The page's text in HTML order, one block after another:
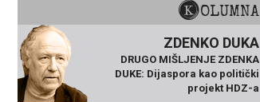
KOLUMNA
ZDENKO DUKA
DRUGO MIŠLJENJE ZDENKA
DUKE: Dijaspora kao politički
projekt HDZ-a